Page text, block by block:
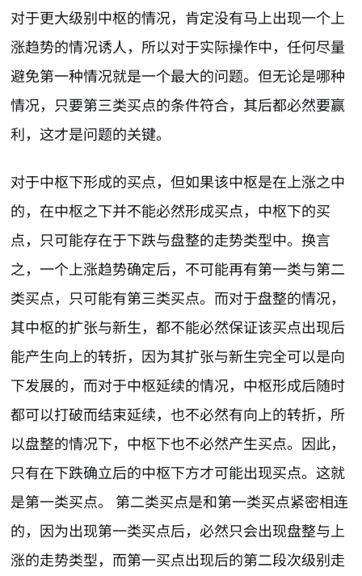
对于更大级别中枢的情况，肯定没有马上出现一个上
涨趋势的情况诱人，所以对于实际操作中，任何尽量
避免第一种情况就是一个最大的问题。但无论是哪种
情况，只要第三类买点的条件符合，其后都必然要赢
利，这才是问题的关键。
对于中枢下形成的买点，但如果该中枢是在上涨之中
的，在中枢之下并不能必然形成买点，中枢下的买
点，只可能存在于下跌与盘整的走势类型中。换言
之，一个上涨趋势确定后，不可能再有第一类与第二
类买点，只可能有第三类买点。而对于盘整的情况，
其中枢的扩张与新生，都不能必然保证该买点出现后
能产生向上的转折，因为其扩张与新生完全可以是向
下发展的，而对于中枢延续的情况，中枢形成后随时
都可以打破而结束延续，也不必然有向上的转折，所
以盘整的情况下，中枢下也不必然产生买点。因此，
只有在下跌确立后的中枢下方才可能出现买点。这就
是第一类买点。 第二类买点是和第一类买点紧密相连
的，因为出现第一类买点后，必然只会出现盘整与上
涨的走势类型，而第一买点出现后的第二段次级别走